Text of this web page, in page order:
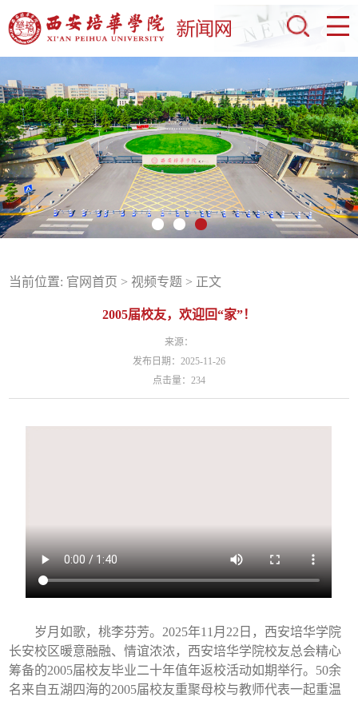
当前位置: 官网首页 > 视频专题 > 正文
2005届校友，欢迎回“家”！
来源：
发布日期：2025-11-26
点击量： 234
岁月如歌，桃李芬芳。2025年11月22日，西安培华学院
长安校区暖意融融、情谊浓浓，西安培华学院校友总会精心
筹备的2005届校友毕业二十年值年返校活动如期举行。50余
名来自五湖四海的2005届校友重聚母校与教师代表一起重温